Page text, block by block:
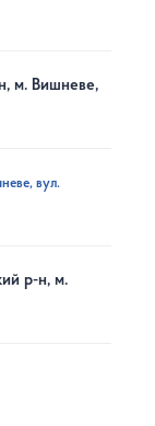
м. Вишневе,
вул.
р-н, м.